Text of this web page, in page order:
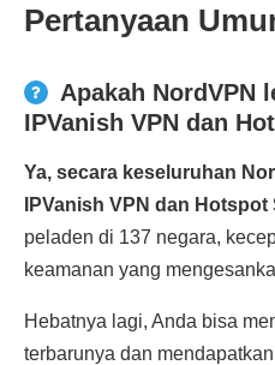
Pertanyaan
Apakah NordVPN
IPVanish VPN dan
Ya, secara keseluruhan
IPVanish VPN dan Hotspot
peladen di 137 negara,
keamanan yang
Hebatnya lagi, Anda bisa
terbarunya dan